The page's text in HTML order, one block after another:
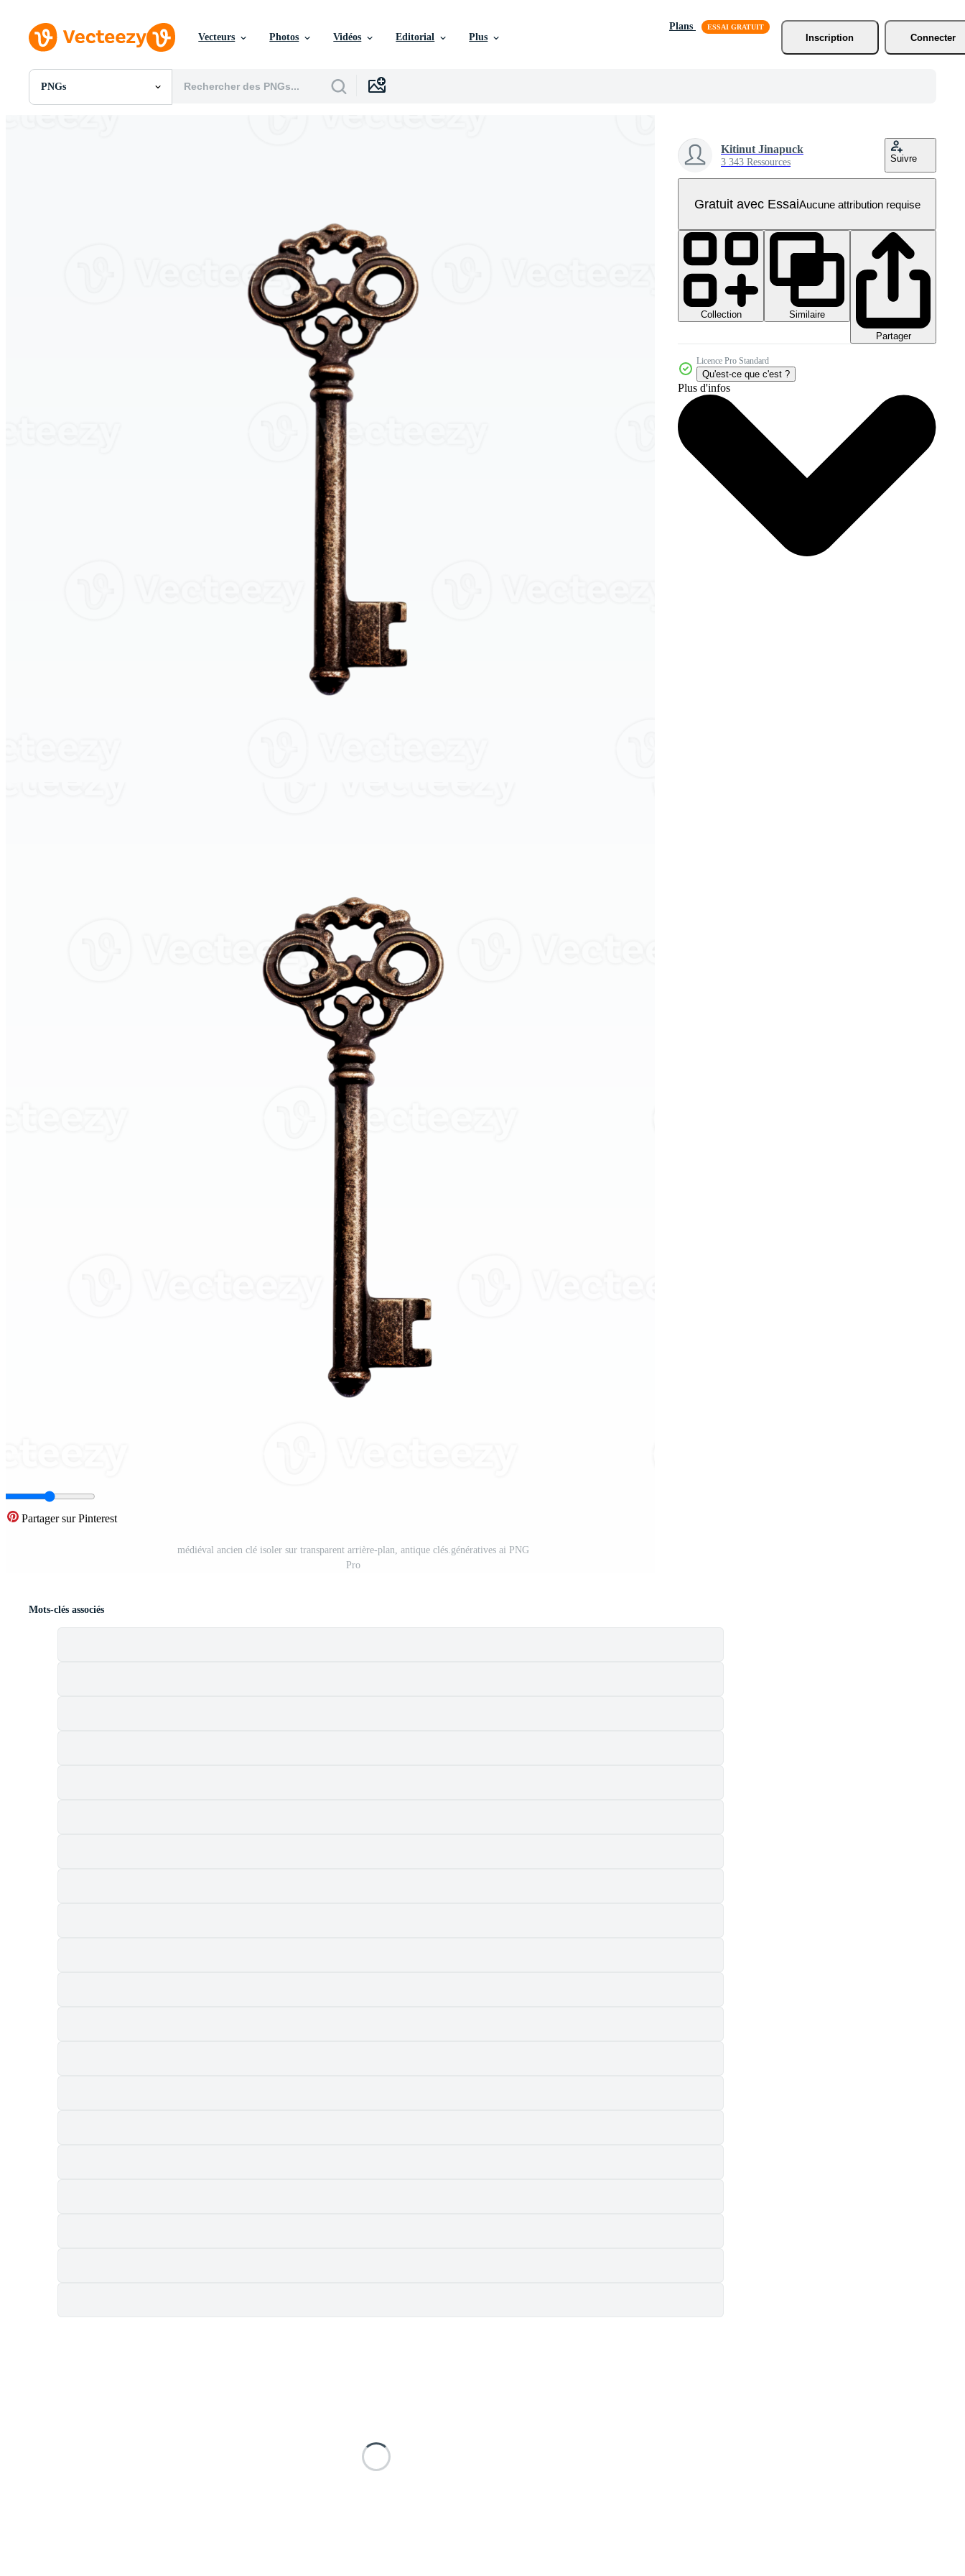
Vecteurs Photos Vidéos Editorial Plus
Plans
Inscription
Connecter
PNGs
Toutes Images
Partager sur Pinterest
médiéval ancien clé isoler sur transparent arrière-plan, antique clés.génératives ai PNG
Pro
Kitinut Jinapuck
3 343 Ressources Suivre
Gratuit avec EssaiAucune attribution requise
Collection
Similaire
Partager
Licence Pro Standard
Qu'est-ce que c'est ?
Plus d'infos
Mots-clés associés